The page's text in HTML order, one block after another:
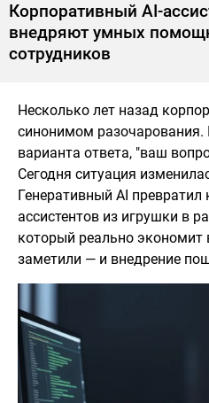
Корпоративный AI-
внедряют умных
сотрудников
Несколько лет назад
синонимом
варианта ответа, "ваш
Сегодня ситуация
Генеративный AI
ассистентов из игрушки в
который реально
заметили — и внедрение